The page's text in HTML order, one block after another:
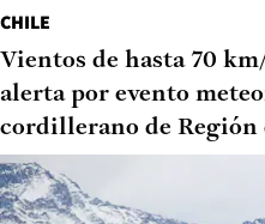
CHILE
Vientos de hasta 70
alerta por evento
cordillerano de Región